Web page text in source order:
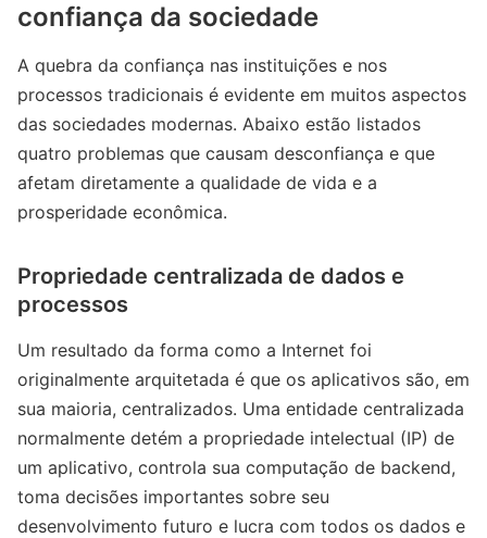
confiança da sociedade
A quebra da confiança nas instituições e nos
processos tradicionais é evidente em muitos aspectos
das sociedades modernas. Abaixo estão listados
quatro problemas que causam desconfiança e que
afetam diretamente a qualidade de vida e a
prosperidade econômica.
Propriedade centralizada de dados e
processos
Um resultado da forma como a Internet foi
originalmente arquitetada é que os aplicativos são, em
sua maioria, centralizados. Uma entidade centralizada
normalmente detém a propriedade intelectual (IP) de
um aplicativo, controla sua computação de backend,
toma decisões importantes sobre seu
desenvolvimento futuro e lucra com todos os dados e